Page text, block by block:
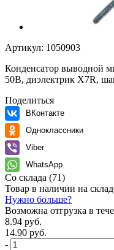
Артикул: 1050903
Конденсатор выводной
50В, диэлектрик X7R,
Поделиться
ВКонтакте
Одноклассники
Viber
WhatsApp
Со склада (71)
Товар в наличии на
Нужно больше?
Возможна отгрузка в
8.94 руб.
14.90 руб.
-